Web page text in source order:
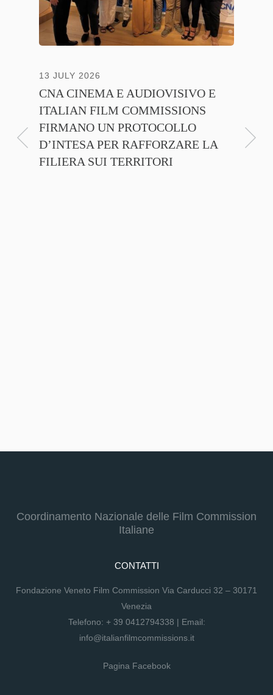
13 JULY 2026
CNA CINEMA E AUDIOVISIVO E
ITALIAN FILM COMMISSIONS
FIRMANO UN PROTOCOLLO
D’INTESA PER RAFFORZARE LA
FILIERA SUI TERRITORI
Coordinamento Nazionale delle Film Commission
Italiane
CONTATTI
Fondazione Veneto Film Commission Via Carducci 32 – 30171
Venezia
Telefono: + 39 0412794338 | Email:
info@italianfilmcommissions.it
Pagina Facebook